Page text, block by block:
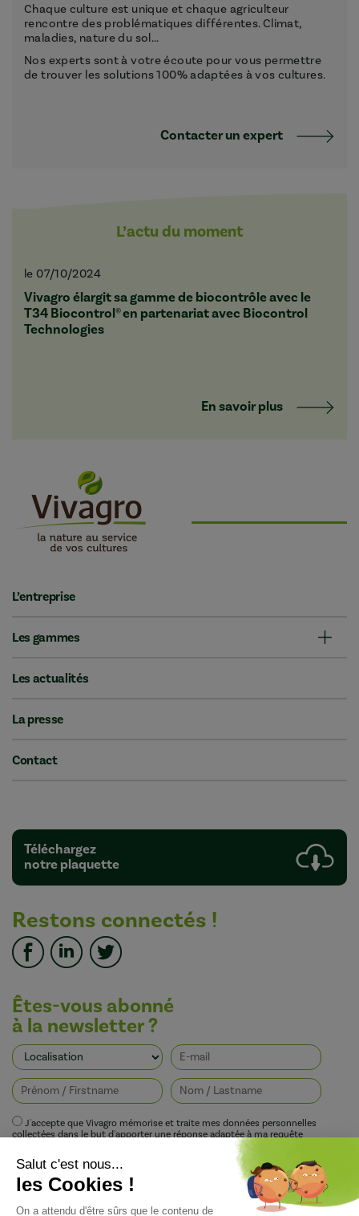
Chaque culture est unique et chaque agriculteur
rencontre des problématiques différentes. Climat,
maladies, nature du sol...
Nos experts sont à votre écoute pour vous permettre
de trouver les solutions 100% adaptées à vos cultures.
Contacter un expert
L’actu du moment
le 07/10/2024
Vivagro élargit sa gamme de biocontrôle avec le
T34 Biocontrol® en partenariat avec Biocontrol
Technologies
En savoir plus
L’entreprise
Les gammes
Les actualités
La presse
Contact
Téléchargez
notre plaquette
Restons connectés !
Êtes-vous abonné
à la newsletter ?
J'accepte que Vivagro mémorise et traite mes données personnelles
collectées dans le but d'apporter une réponse adaptée à ma requête
conformément à la politique de protection de la vie privée de Vivagro.
I agree that Vivagro stores and processes my personal data collected in order
to provide an appropriate response to my request in accordance with
Vivagro's privacy policy.